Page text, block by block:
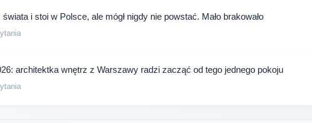
i stoi w Polsce, ale mógł nigdy nie powstać. Mało brakowało
architektka wnętrz z Warszawy radzi zacząć od tego jednego pokoju